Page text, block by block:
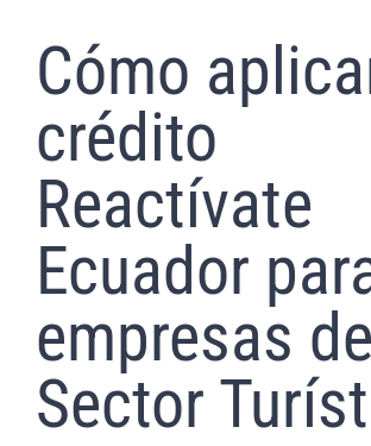
Cómo
crédito
Reactívate
Ecuador
empresas
Sector